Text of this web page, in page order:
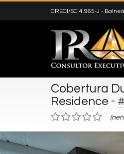
CRECI/SC 4.965-J -
Cobertura
Residence -